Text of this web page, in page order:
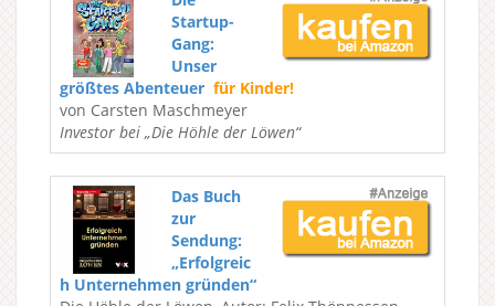
Startup-
Gang:
Unser
größtes Abenteuer für Kinder!
von Carsten Maschmeyer
Investor bei „Die Höhle der Löwen“
Das Buch
zur
Sendung:
„Erfolgreic
h Unternehmen gründen“